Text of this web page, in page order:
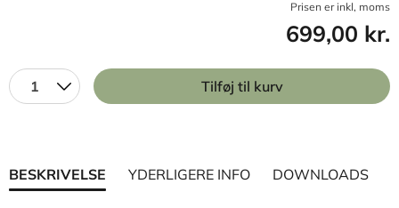
Prisen er inkl, moms
699,00 kr.
1 Tilføj til kurv
BESKRIVELSE YDERLIGERE INFO DOWNLOADS